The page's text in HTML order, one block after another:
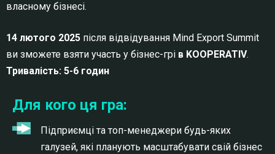
власному бізнесі.
14 лютого 2025 після відвідування Mind Export Summit
ви зможете взяти участь у бізнес-грі в KOOPERATIV.
Тривалість: 5-6 годин
Для кого ця гра:
Підприємці та топ-менеджери будь-яких
галузей, які планують масштабувати свій бізнес